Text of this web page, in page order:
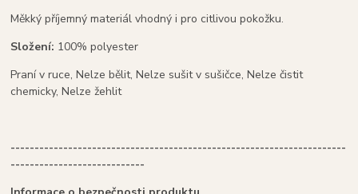
Měkký příjemný materiál vhodný i pro citlivou pokožku.
Složení: 100% polyester
Praní v ruce, Nelze bělit, Nelze sušit v sušičce, Nelze čistit
chemicky, Nelze žehlit
----------------------------------------------------------------------
----------------------------